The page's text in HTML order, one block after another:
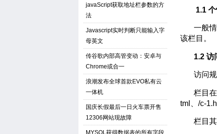
javaScript获取地址栏参数的方
法
Javascript实时判断只能输入字
母英文
传谷歌内部高管变动：安卓与
Chrome或合一
浪潮发布全球首款EVO私有云
一体机
国庆长假最后一日火车票开售
12306网站现故障
MYSQL获得数据表的所有字段
1.1 个
一般情
该栏目。
1.2 访
访问规
栏目在
tml、/c-
栏目其